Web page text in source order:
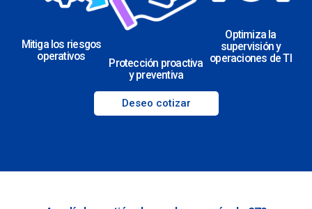
Mitiga los riesgos
operativos
Protección proactiva
y preventiva
Optimiza la
supervisión y
operaciones de TI
Deseo cotizar